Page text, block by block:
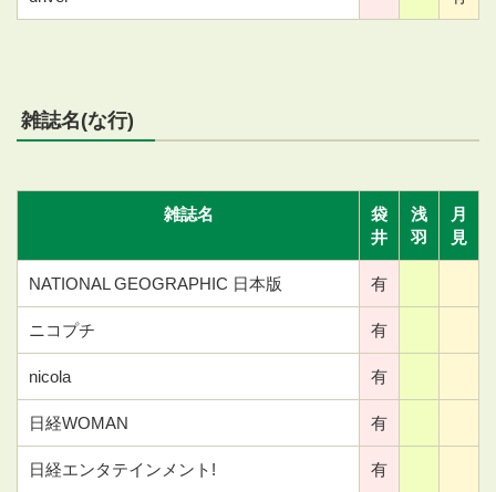
雑誌名(な行)
雑誌名
袋
井
浅
羽
月
見
NATIONAL GEOGRAPHIC 日本版 有
ニコプチ 有
nicola 有
日経WOMAN 有
日経エンタテインメント! 有